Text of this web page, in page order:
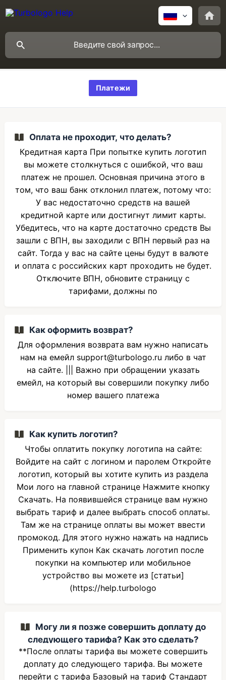
Платежи
Оплата не проходит, что делать?
Кредитная карта При попытке купить логотип
вы можете столкнуться с ошибкой, что ваш
платеж не прошел. Основная причина этого в
том, что ваш банк отклонил платеж, потому что:
У вас недостаточно средств на вашей
кредитной карте или достигнут лимит карты.
Убедитесь, что на карте достаточно средств Вы
зашли с ВПН, вы заходили с ВПН первый раз на
сайт. Тогда у вас на сайте цены будут в валюте
и оплата с российских карт проходить не будет.
Отключите ВПН, обновите страницу с
тарифами, должны по
Как оформить возврат?
Для оформления возврата вам нужно написать
нам на емейл support@turbologo.ru либо в чат
на сайте. ||| Важно при обращении указать
емейл, на который вы совершили покупку либо
номер вашего платежа
Как купить логотип?
Чтобы оплатить покупку логотипа на сайте:
Войдите на сайт с логином и паролем Откройте
логотип, который вы хотите купить из раздела
Мои лого на главной странице Нажмите кнопку
Скачать. На появившейся странице вам нужно
выбрать тариф и далее выбрать способ оплаты.
Там же на странице оплаты вы может ввести
промокод. Для этого нужно нажать на надпись
Применить купон Как скачать логотип после
покупки на компьютер или мобильное
устройство вы можете из [статьи]
(https://help.turbologo
Могу ли я позже совершить доплату до
следующего тарифа? Как это сделать?
**После оплаты тарифа вы можете совершить
доплату до следующего тарифа. Вы можете
перейти с тарифа Базовый на тариф Стандарт